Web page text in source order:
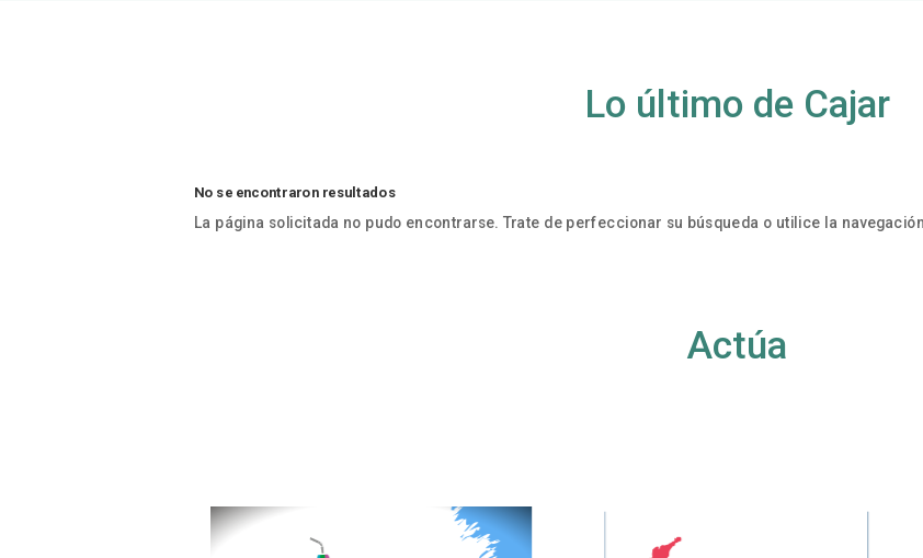
Lo último de Cajar
No se encontraron resultados
La página solicitada no pudo encontrarse. Trate de perfeccionar su búsqueda o utilice la
Actúa